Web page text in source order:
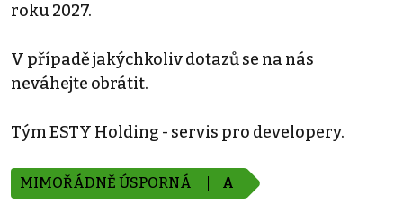
roku 2027.
V případě jakýchkoliv dotazů se na nás
neváhejte obrátit.
Tým ESTY Holding - servis pro developery.
MIMOŘÁDNĚ ÚSPORNÁ A